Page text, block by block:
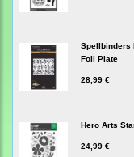
Spellbinders
Foil Plate
28,99 €
Hero Arts
24,99 €